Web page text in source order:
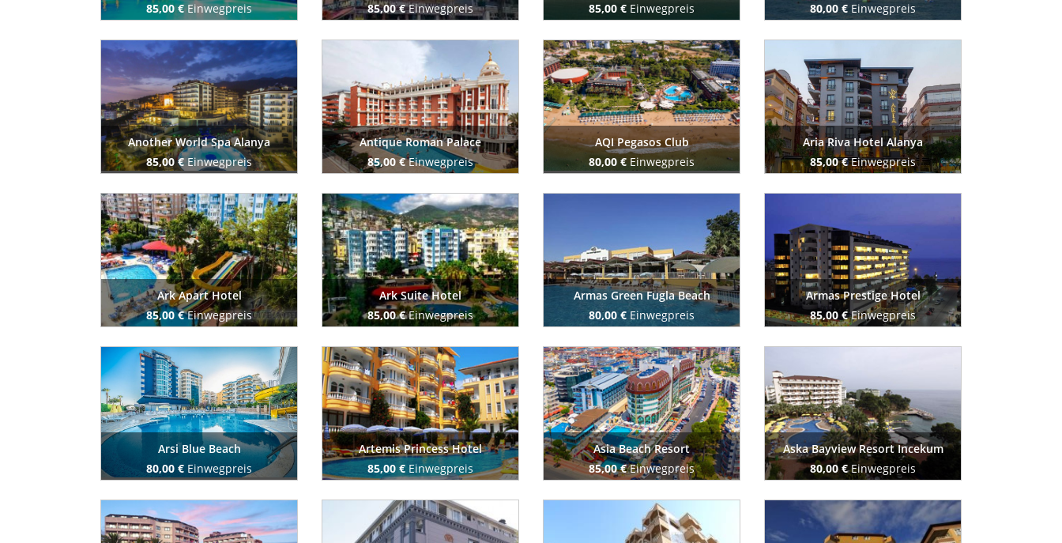
85,00 €Einwegpreis
Buchen Sie jetzt
85,00 €Einwegpreis
Buchen Sie jetzt
85,00 € Einwegpreis
Buchen Sie jetzt
80,00 € Einwegpreis
Another World Spa Alanya
85,00 €Einwegpreis
Buchen Sie jetzt
Antique Roman Palace
85,00 €Einwegpreis
Buchen Sie jetzt
AQI Pegasos Club
80,00 € Einwegpreis
Aria Riva Hotel Alanya
85,00 €Einwegpreis
Ark Apart Hotel
85,00 €Einwegpreis
Buchen Sie jetzt
Ark Suite Hotel
85,00 €Einwegpreis
Buchen Sie jetzt
Armas Green Fugla Beach
80,00 € Einwegpreis
Buchen Sie jetzt
Armas Prestige Hotel
85,00 €Einwegpreis
Arsi Blue Beach
80,00 € Einwegpreis
Buchen Sie jetzt
Artemis Princess Hotel
85,00 € Einwegpreis
Buchen Sie jetzt
Asia Beach Resort
85,00 €Einwegpreis
Buchen Sie jetzt
Aska Bayview Resort Incekum
80,00 €Einwegpreis
Buchen Sie jetzt